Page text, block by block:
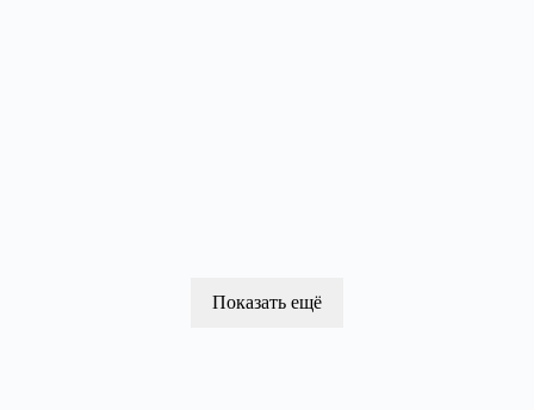
Показать ещё